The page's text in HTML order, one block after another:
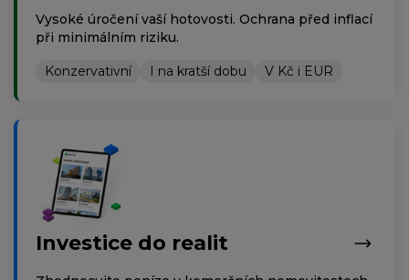
Vysoké úročení vaší hotovosti. Ochrana před inflací
při minimálním riziku.
Konzervativní I na kratší dobu V Kč i EUR
Investice do realit